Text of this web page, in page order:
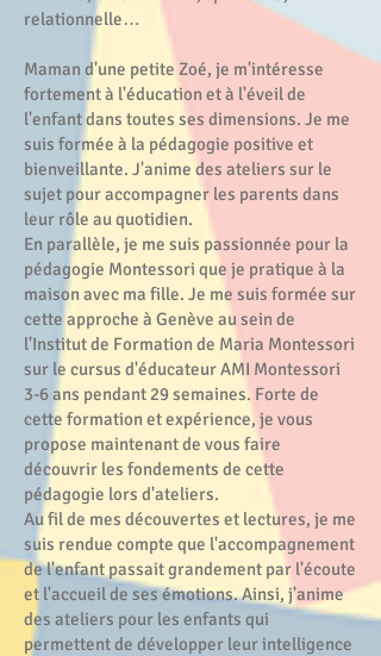
relationnelle…
Maman d'une petite Zoé, je m'intéresse
fortement à l'éducation et à l'éveil de
l'enfant dans toutes ses dimensions. Je me
suis formée à la pédagogie positive et
bienveillante. J'anime des ateliers sur le
sujet pour accompagner les parents dans
leur rôle au quotidien.
En parallèle, je me suis passionnée pour la
pédagogie Montessori que je pratique à la
maison avec ma fille. Je me suis formée sur
cette approche à Genève au sein de
l'Institut de Formation de Maria Montessori
sur le cursus d'éducateur AMI Montessori
3-6 ans pendant 29 semaines. Forte de
cette formation et expérience, je vous
propose maintenant de vous faire
découvrir les fondements de cette
pédagogie lors d'ateliers.
Au fil de mes découvertes et lectures, je me
suis rendue compte que l'accompagnement
de l'enfant passait grandement par l'écoute
et l'accueil de ses émotions. Ainsi, j'anime
des ateliers pour les enfants qui
permettent de développer leur intelligence